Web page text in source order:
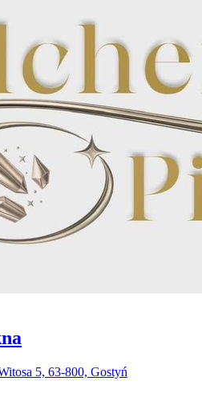
5, 63-800, Gostyń